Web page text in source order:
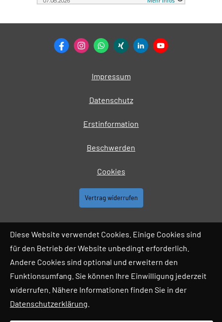
Impressum
Datenschutz
Erstinformation
Beschwerden
Cookies
Vertrag widerrufen
Diese Website verwendet Cookies. Einige Cookies sind
für den Betrieb der Website unbedingt erforderlich.
Andere Cookies sind optional und erweitern den
Funktionsumfang. Sie können Ihre Einwilligung jederzeit
widerrufen. Nähere Informationen finden Sie in der
Datenschutzerklärung